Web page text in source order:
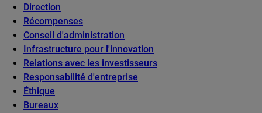
Direction
Récompenses
Conseil d'administration
Infrastructure pour l'innovation
Relations avec les investisseurs
Responsabilité d'entreprise
Éthique
Bureaux